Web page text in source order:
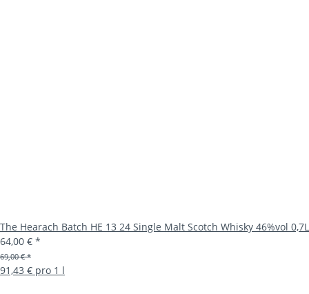
The Hearach Batch HE 13 24 Single Malt Scotch Whisky 46%vol 0,7L
64,00 € *
69,00 € *
91,43 € pro 1 l